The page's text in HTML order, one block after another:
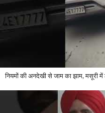
नियमों की अनदेखी से जाम का झाम, मसूरी